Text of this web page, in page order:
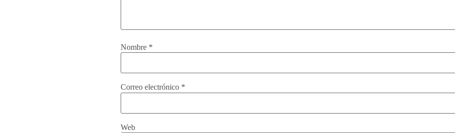
Nombre *
Correo electrónico *
Web